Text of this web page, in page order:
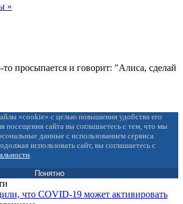
»
просыпается и говорит: "Алиса, сделай
«cookie» с целью повышения удобства его
посещения сайта вы соглашаетесь с тем, что мы
данные с использованием сервиса
использовать сайт, вы соглашаетесь с
Понятно